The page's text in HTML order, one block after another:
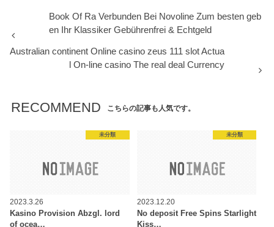
Book Of Ra Verbunden Bei Novoline Zum besten geb
en Ihr Klassiker Gebührenfrei & Echtgeld
Australian continent Online casino zeus 111 slot Actua
l On-line casino The real deal Currency
RECOMMEND こちらの記事も人気です。
未分類
2023.3.26
Kasino Provision Abzgl. lord
of ocea…
未分類
2023.12.20
No deposit Free Spins Starlight
Kiss…